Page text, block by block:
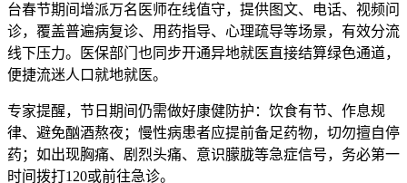
台春节期间增派万名医师在线值守，提供图文、电话、视频问
诊，覆盖普遍病复诊、用药指导、心理疏导等场景，有效分流
线下压力。医保部门也同步开通异地就医直接结算绿色通道，
便捷流迷人口就地就医。
专家提醒，节日期间仍需做好康健防护：饮食有节、作息规
律、避免酗酒熬夜；慢性病患者应提前备足药物，切勿擅自停
药；如出现胸痛、剧烈头痛、意识朦胧等急症信号，务必第一
时间拨打120或前往急诊。